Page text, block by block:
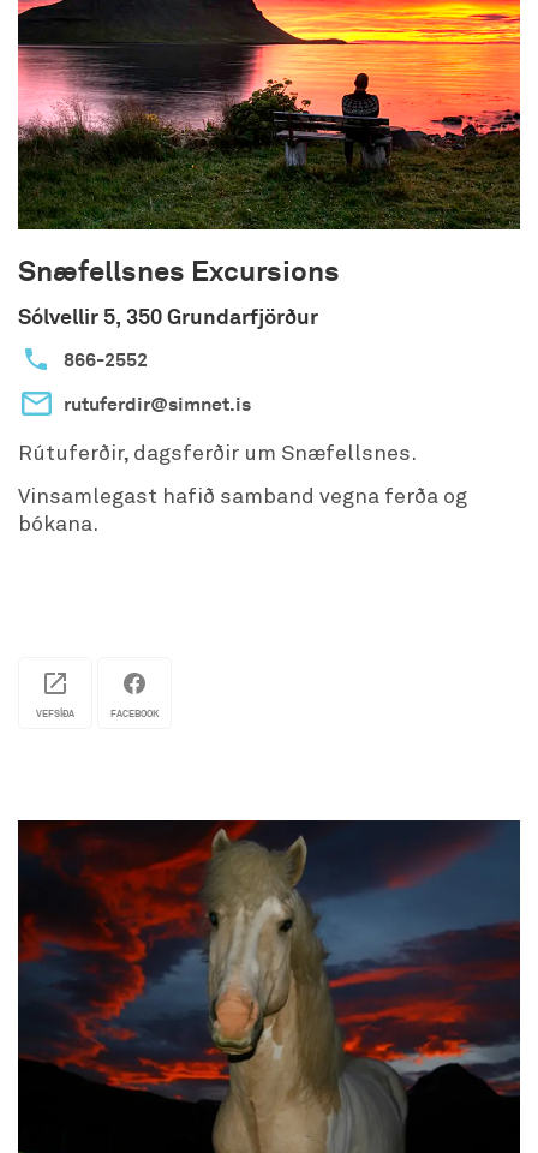
Snæfellsnes Excursions
Sólvellir 5, 350 Grundarfjörður
866-2552
rutuferdir@simnet.is
Rútuferðir, dagsferðir um Snæfellsnes.
Vinsamlegast hafið samband vegna ferða og
bókana.
VEFSÍÐA FACEBOOK